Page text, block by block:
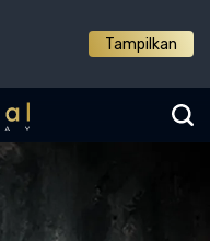
Tampilkan